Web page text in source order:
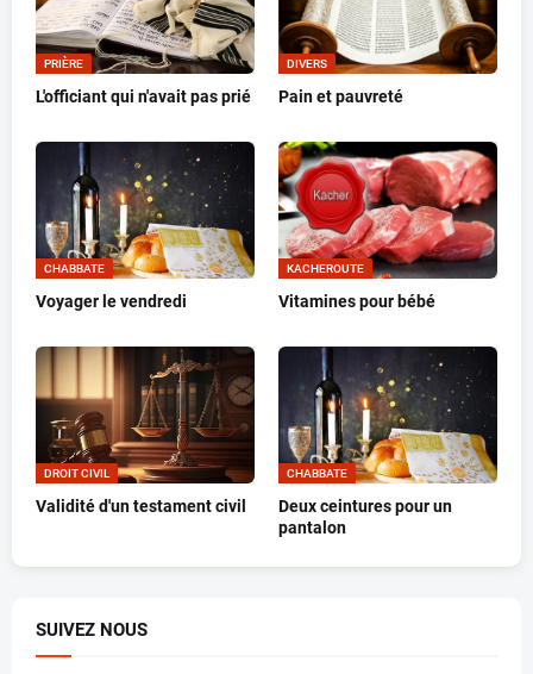
PRIÈRE
L'officiant qui n'avait pas prié
DIVERS
Pain et pauvreté
CHABBATE
Voyager le vendredi
KACHEROUTE
Vitamines pour bébé
DROIT CIVIL
Validité d'un testament civil
CHABBATE
Deux ceintures pour un
pantalon
SUIVEZ NOUS